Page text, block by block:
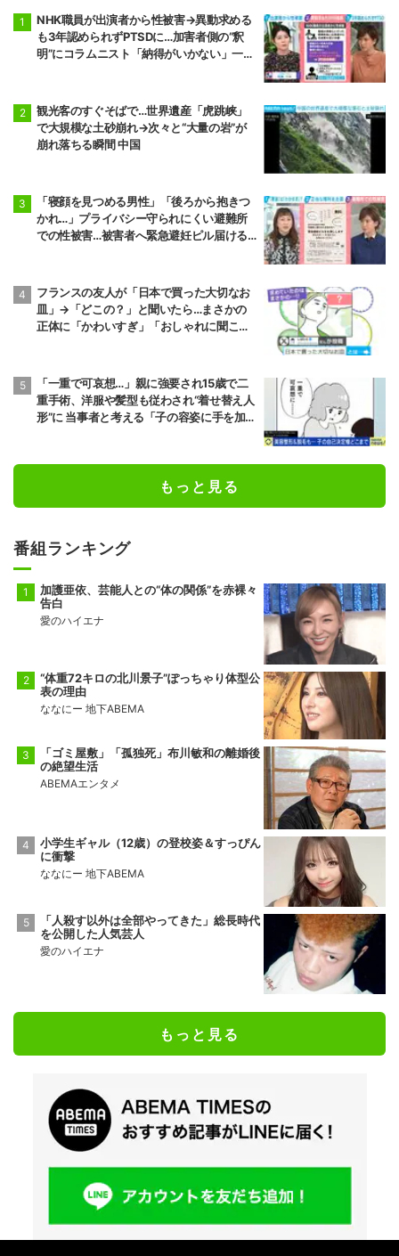
NHK職員が出演者から性被害→異動求める
も3年認められずPTSDに…加害者側の“釈
明”にコラムニスト「納得がいかない」一方
観光客のすぐそばで…世界遺産「虎跳峡」
で大規模な土砂崩れ→次々と“大量の岩”が
崩れ落ちる瞬間 中国
「寝顔を見つめる男性」「後ろから抱きつ
かれ…」プライバシー守られにくい避難所
での性被害…被害者へ緊急避妊ピル届ける
フランスの友人が「日本で買った大切なお
皿」→「どこの？」と聞いたら…まさかの
正体に「かわいすぎ」「おしゃれに聞こえ
「一重で可哀想…」親に強要され15歳で二
重手術、洋服や髪型も従わされ“着せ替え人
形”に 当事者と考える「子の容姿に手を加え
もっと見る
番組ランキング
加護亜依、芸能人との“体の関係”を赤裸々
告白
愛のハイエナ
“体重72キロの北川景子”ぽっちゃり体型公
表の理由
ななにー 地下ABEMA
「ゴミ屋敷」「孤独死」布川敏和の離婚後
の絶望生活
ABEMAエンタメ
小学生ギャル（12歳）の登校姿＆すっぴん
に衝撃
ななにー 地下ABEMA
「人殺す以外は全部やってきた」総長時代
を公開した人気芸人
愛のハイエナ
もっと見る